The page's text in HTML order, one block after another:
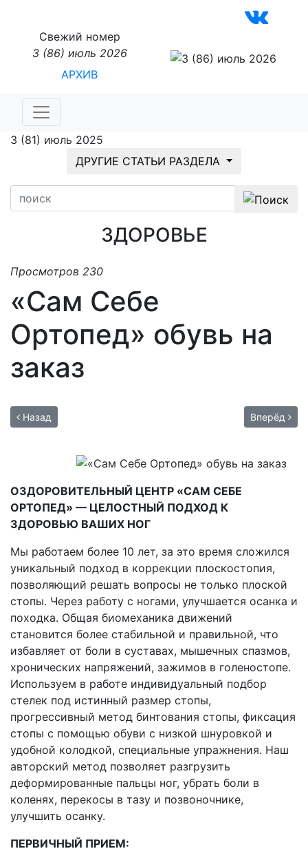
Свежий номер
3 (86) июль 2026
АРХИВ
3 (81) июль 2025
ДРУГИЕ СТАТЬИ РАЗДЕЛА
ЗДОРОВЬЕ
Просмотров 230
«Сам Себе
Ортопед» обувь на
заказ
Назад Вперёд
ОЗДОРОВИТЕЛЬНЫЙ ЦЕНТР «САМ СЕБЕ
ОРТОПЕД» — ЦЕЛОСТНЫЙ ПОДХОД К
ЗДОРОВЬЮ ВАШИХ НОГ
Мы работаем более 10 лет, за это время сложился
уникальный подход в коррекции плоскостопия,
позволяющий решать вопросы не только плоской
стопы. Через работу с ногами, улучшается осанка и
походка. Общая биомеханика движений
становится более стабильной и правильной, что
избавляет от боли в суставах, мышечных спазмов,
хронических напряжений, зажимов в голеностопе.
Используем в работе индивидуальный подбор
стелек под истинный размер стопы,
прогрессивный метод бинтования стопы, фиксация
стопы с помощью обуви с низкой шнуровкой и
удобной колодкой, специальные упражнения. Наш
авторский метод позволяет разгрузить
деформированные пальцы ног, убрать боли в
коленях, перекосы в тазу и позвоночнике,
улучшить осанку.
ПЕРВИЧНЫЙ ПРИЕМ: